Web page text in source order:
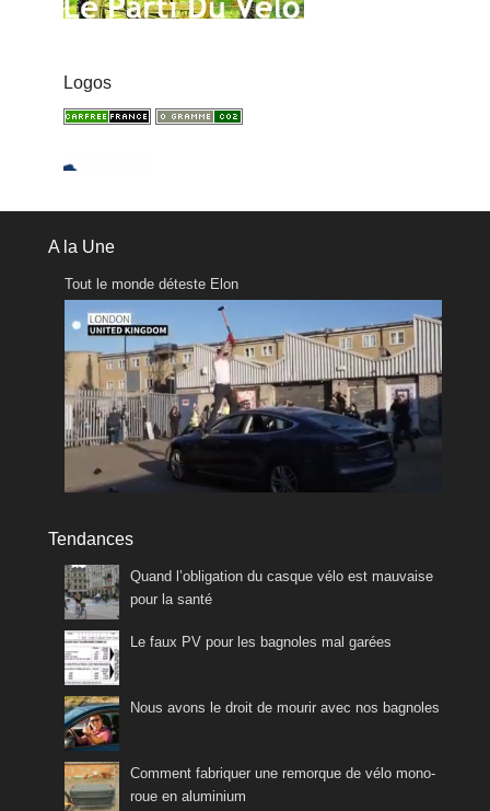
Logos
A la Une
Tout le monde déteste Elon
Tendances
Quand l’obligation du casque vélo est mauvaise
pour la santé
Le faux PV pour les bagnoles mal garées
Nous avons le droit de mourir avec nos bagnoles
Comment fabriquer une remorque de vélo mono-
roue en aluminium